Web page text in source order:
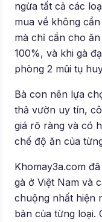
ngừa tất cả các
mua về không
mà chỉ cần cho
100%, và khi gà
phòng 2 mũi tụ
Bà con nên lựa
thả vườn uy tín,
giá rõ ràng và có
chế độ ăn của
Khomay3a.com
gà ở Việt Nam và
chuộng nhất hiện
bản của từng loại.